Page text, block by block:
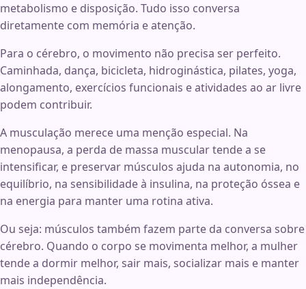
metabolismo e disposição. Tudo isso conversa
diretamente com memória e atenção.
Para o cérebro, o movimento não precisa ser perfeito.
Caminhada, dança, bicicleta, hidroginástica, pilates, yoga,
alongamento, exercícios funcionais e atividades ao ar livre
podem contribuir.
A musculação merece uma menção especial. Na
menopausa, a perda de massa muscular tende a se
intensificar, e preservar músculos ajuda na autonomia, no
equilíbrio, na sensibilidade à insulina, na proteção óssea e
na energia para manter uma rotina ativa.
Ou seja: músculos também fazem parte da conversa sobre
cérebro. Quando o corpo se movimenta melhor, a mulher
tende a dormir melhor, sair mais, socializar mais e manter
mais independência.